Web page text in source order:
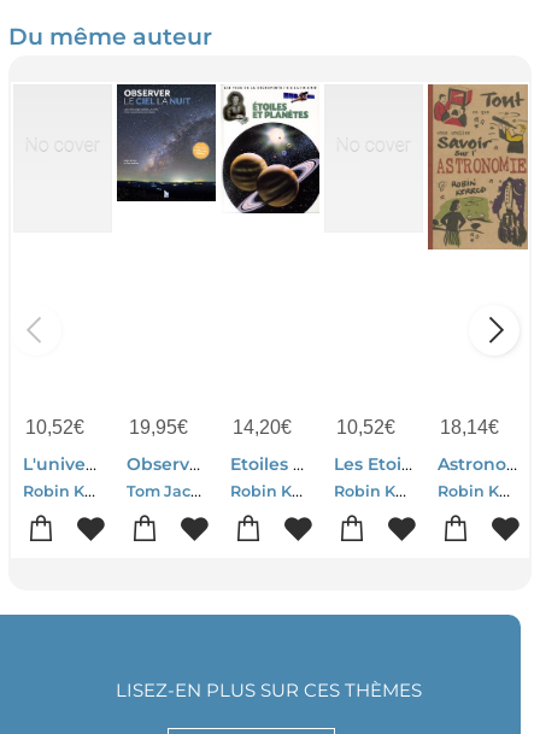
Du même auteur
10,52€
L'univers Des Sciences
Robin Kerrod
19,95€
Observer Le Ciel La Nuit : Les Cartes Des Constellations Pour Chaque Mois De L'annee
Tom Jackson-Robin Kerrod
14,20€
Etoiles Et Planetes
Robin Kerrod
10,52€
Les Etoiles Et Planetes
Robin Kerrod
18,14€
Astronomie ; Tout Savoir Sur
Robin Kerrod
LISEZ-EN PLUS SUR CES THÈMES